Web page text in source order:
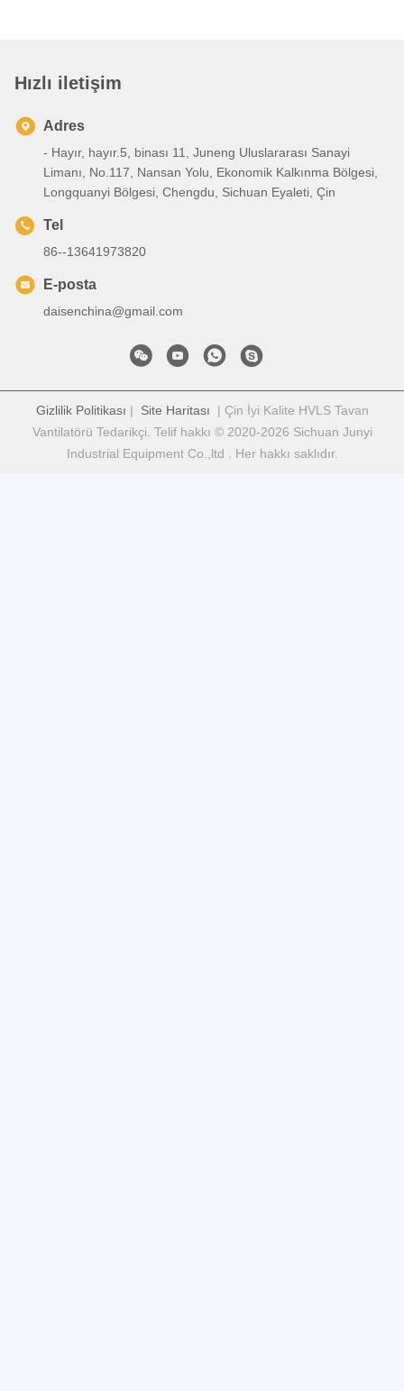
Hızlı iletişim
Adres
- Hayır, hayır.5, binası 11, Juneng Uluslararası Sanayi
Limanı, No.117, Nansan Yolu, Ekonomik Kalkınma Bölgesi,
Longquanyi Bölgesi, Chengdu, Sichuan Eyaleti, Çin
Tel
86--13641973820
E-posta
daisenchina@gmail.com
Gizlilik Politikası | Site Haritası | Çin İyi Kalite HVLS Tavan
Vantilatörü Tedarikçi. Telif hakkı © 2020-2026 Sichuan Junyi
Industrial Equipment Co.,ltd . Her hakkı saklıdır.